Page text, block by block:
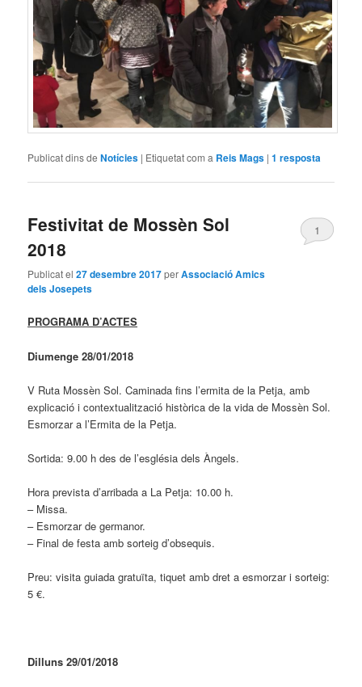
Publicat dins de Notícies | Etiquetat com a Reis Mags |1 resposta
Festivitat de Mossèn Sol
2018
Publicat el27 desembre 2017perAssociació Amics
dels Josepets
1
PROGRAMA D’ACTES
Diumenge 28/01/2018
V Ruta Mossèn Sol. Caminada fins l’ermita de la Petja, amb
explicació i contextualització històrica de la vida de Mossèn Sol.
Esmorzar a l’Ermita de la Petja.
Sortida: 9.00 h des de l’església dels Àngels.
Hora prevista d’arribada a La Petja: 10.00 h.
– Missa.
– Esmorzar de germanor.
– Final de festa amb sorteig d’obsequis.
Preu: visita guiada gratuïta, tiquet amb dret a esmorzar i sorteig:
5 €.
Dilluns 29/01/2018